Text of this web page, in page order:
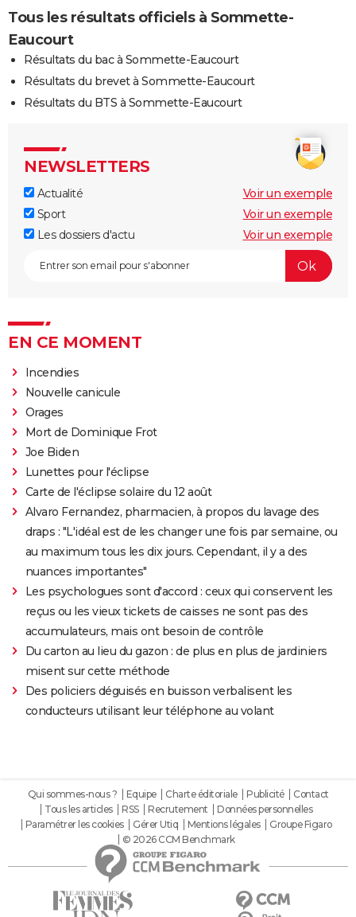
Tous les résultats officiels à Sommette-
Eaucourt
Résultats du bac à Sommette-Eaucourt
Résultats du brevet à Sommette-Eaucourt
Résultats du BTS à Sommette-Eaucourt
NEWSLETTERS
Actualité
Voir un exemple
Sport
Voir un exemple
Les dossiers d'actu
Voir un exemple
EN CE MOMENT
Incendies
Nouvelle canicule
Orages
Mort de Dominique Frot
Joe Biden
Lunettes pour l'éclipse
Carte de l'éclipse solaire du 12 août
Alvaro Fernandez, pharmacien, à propos du lavage des
draps : "L'idéal est de les changer une fois par semaine, ou
au maximum tous les dix jours. Cependant, il y a des
nuances importantes"
Les psychologues sont d'accord : ceux qui conservent les
reçus ou les vieux tickets de caisses ne sont pas des
accumulateurs, mais ont besoin de contrôle
Du carton au lieu du gazon : de plus en plus de jardiniers
misent sur cette méthode
Des policiers déguisés en buisson verbalisent les
conducteurs utilisant leur téléphone au volant
Qui sommes-nous ? Equipe Charte éditoriale Publicité
Contact
Tous les articles
RSS Recrutement
Données personnelles
Paramétrer les cookies
Gérer Utiq Mentions légales
Groupe Figaro
© 2026 CCM Benchmark